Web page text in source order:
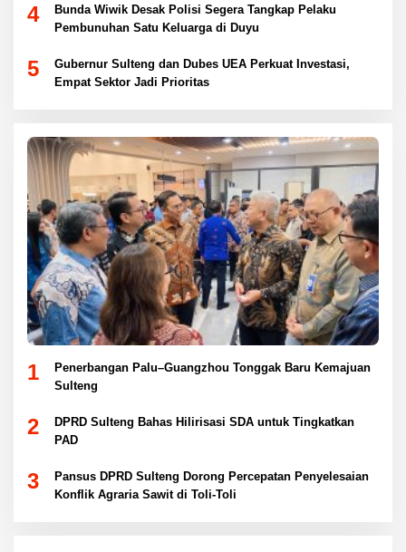
4
Bunda Wiwik Desak Polisi Segera Tangkap Pelaku
Pembunuhan Satu Keluarga di Duyu
5
Gubernur Sulteng dan Dubes UEA Perkuat Investasi,
Empat Sektor Jadi Prioritas
1
Penerbangan Palu–Guangzhou Tonggak Baru Kemajuan
Sulteng
2
DPRD Sulteng Bahas Hilirisasi SDA untuk Tingkatkan
PAD
3
Pansus DPRD Sulteng Dorong Percepatan Penyelesaian
Konflik Agraria Sawit di Toli-Toli